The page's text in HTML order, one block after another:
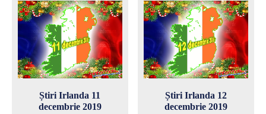
Știri Irlanda 11
decembrie 2019
Știri Irlanda 12
decembrie 2019